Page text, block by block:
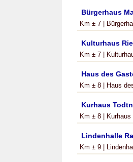
Bürgerhaus
Km ± 7 |
Kulturhaus
Km ± 7 |
Haus des
Km ± 8 | Haus
Kurhaus
Km ± 8 |
Lindenhalle
Km ± 9 |